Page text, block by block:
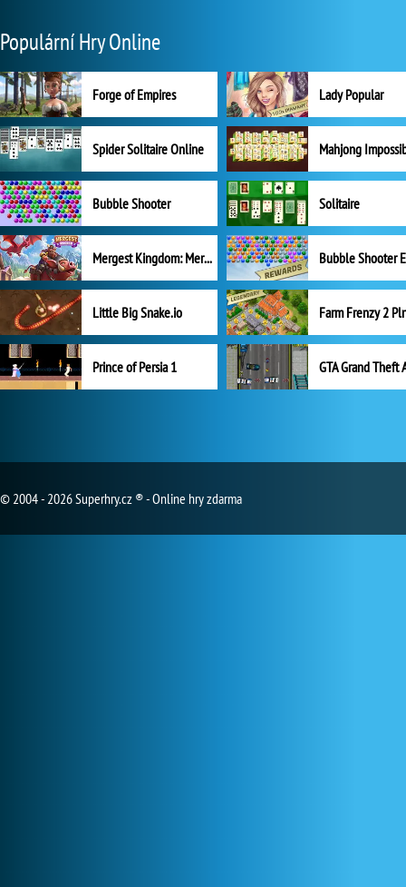
Populární Hry Online
Forge of Empires Lady Popular
Spider Solitaire Online Mahjong
Bubble Shooter Solitaire
Mergest Kingdom: Merge Puzzle
Little Big Snake.io
Prince of Persia 1 GTA Grand Theft
© 2004 - 2026 Superhry.cz ® - Online hry zdarma